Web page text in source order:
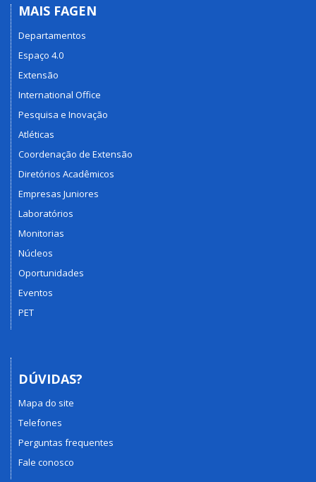
MAIS FAGEN
Departamentos
Espaço 4.0
Extensão
International Office
Pesquisa e Inovação
Atléticas
Coordenação de Extensão
Diretórios Acadêmicos
Empresas Juniores
Laboratórios
Monitorias
Núcleos
Oportunidades
Eventos
PET
DÚVIDAS?
Mapa do site
Telefones
Perguntas frequentes
Fale conosco